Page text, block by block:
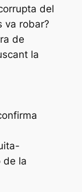
del
va robar?
de
la
de la